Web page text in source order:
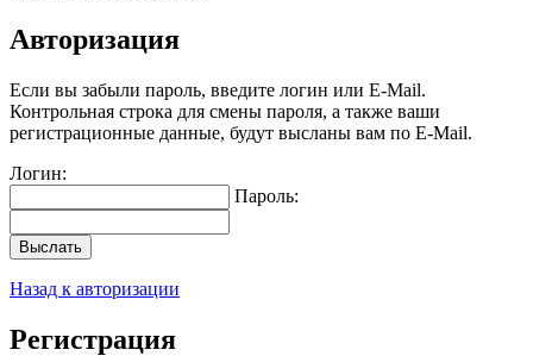
Авторизация
Если вы забыли пароль, введите логин или E-Mail.
Контрольная строка для смены пароля, а также ваши
регистрационные данные, будут высланы вам по E-Mail.
Логин:
Пароль:
Выслать
Назад к авторизации
Регистрация